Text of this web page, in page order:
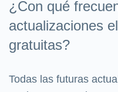
¿Con qué
actualizaciones
gratuitas?
Todas las futuras